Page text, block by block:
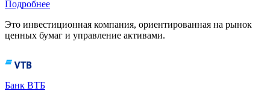
Подробнее
Это инвестиционная компания, ориентированная на рынок
ценных бумаг и управление активами.
Банк ВТБ